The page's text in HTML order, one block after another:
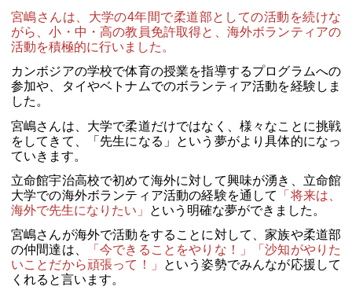
宮嶋さんは、大学の4年間で柔道部としての活動を続けな
がら、小・中・高の教員免許取得と、海外ボランティアの
活動を積極的に行いました。
カンボジアの学校で体育の授業を指導するプログラムへの
参加や、タイやベトナムでのボランティア活動を経験しま
した。
宮嶋さんは、大学で柔道だけではなく、様々なことに挑戦
をしてきて、「先生になる」という夢がより具体的になっ
ていきます。
立命館宇治高校で初めて海外に対して興味が湧き、立命館
大学での海外ボランティア活動の経験を通して
「将来は、
海外で先生になりたい」
という明確な夢ができました。
宮嶋さんが海外で活動をすることに対して、家族や柔道部
の仲間達は、
「今できることをやりな！」「沙知がやりた
いことだから頑張って！」
という姿勢でみんなが応援して
くれると言います。